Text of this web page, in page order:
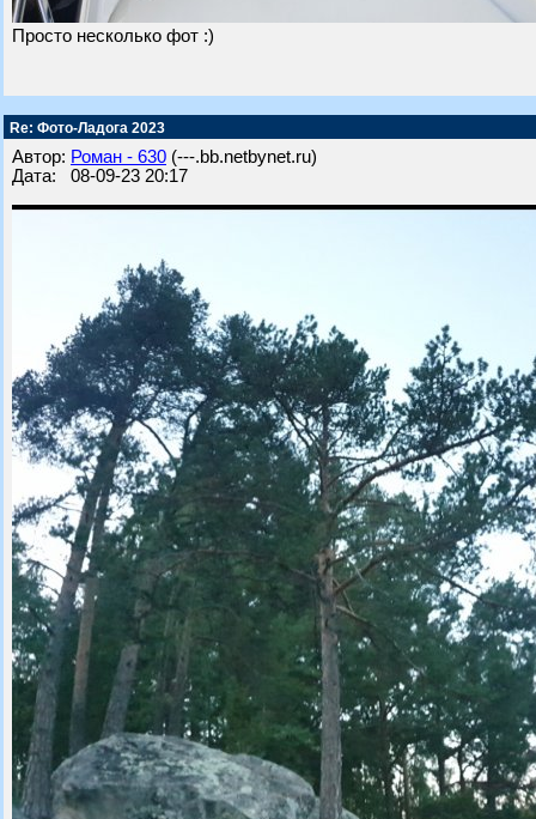
Просто несколько фот :)
Re: Фото-Ладога 2023
Автор: Роман - 630 (---.bb.netbynet.ru)
Дата: 08-09-23 20:17